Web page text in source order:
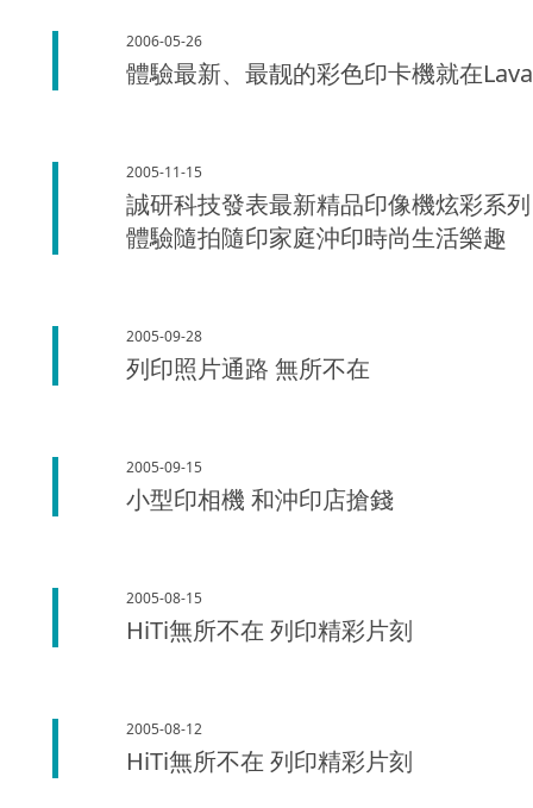
2006-05-26
體驗最新、最靓的彩色印卡機就在
2005-11-15
誠研科技發表最新精品印像機炫彩系列
體驗隨拍隨印家庭沖印時尚生活樂趣
2005-09-28
列印照片通路 無所不在
2005-09-15
小型印相機 和沖印店搶錢
2005-08-15
HiTi無所不在 列印精彩片刻
2005-08-12
HiTi無所不在 列印精彩片刻